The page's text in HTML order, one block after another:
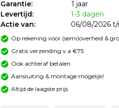
Garantie:
1 jaar
Levertijd:
1-3 dagen
Actie van:
06/08/2026
Op rekening voor (semi)overheid &
Gratis verzending v.a €75
Ook achteraf betalen
Aansluiting & montage mogelijk!
Altijd de laagste prijs